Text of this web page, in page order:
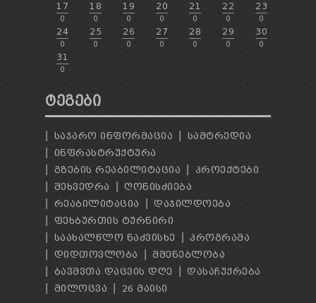
17
0
18
0
19
0
20
0
21
0
22
0
23
0
24
0
25
0
26
0
27
0
28
0
29
0
30
0
31
0
ᲢᲔᲒᲔᲑᲘ
ᲡᲐᲯᲐᲠᲝ ᲘᲜᲤᲝᲠᲛᲐᲪᲘᲐ
ᲡᲐᲛᲢᲠᲔᲓᲘᲐ
ᲘᲜᲤᲠᲐᲡᲢᲠᲣᲥᲢᲣᲠᲐ
ᲒᲖᲔᲑᲘᲡ ᲠᲔᲐᲑᲘᲚᲘᲢᲐᲪᲘᲐ
ᲞᲠᲝᲔᲥᲢᲔᲑᲘ
ᲨᲔᲮᲕᲔᲓᲠᲐ
ᲦᲝᲜᲘᲡᲫᲘᲔᲑᲐ
ᲠᲔᲐᲑᲘᲚᲘᲢᲐᲪᲘᲐ
ᲓᲐᲯᲘᲚᲓᲝᲔᲑᲐ
ᲤᲔᲮᲑᲣᲠᲗᲘᲡ ᲢᲣᲠᲜᲘᲠᲘ
ᲡᲐᲐᲮᲐᲚᲬᲚᲝ ᲜᲐᲫᲕᲘᲡᲮᲔ
ᲞᲠᲝᲒᲠᲐᲛᲐ
ᲓᲘᲓᲗᲝᲕᲚᲝᲑᲐ
ᲛᲨᲔᲜᲔᲑᲚᲝᲑᲐ
ᲑᲐᲕᲨᲕᲗᲐ ᲓᲐᲪᲕᲘᲡ ᲓᲦᲔ
ᲓᲐᲡᲐᲩᲣᲥᲠᲔᲑᲐ
ᲛᲘᲚᲝᲪᲕᲐ
26 ᲛᲐᲘᲡᲘ